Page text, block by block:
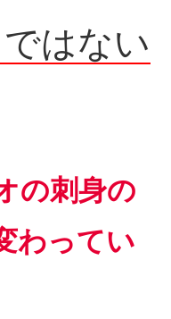
はない
の刺身の
わってい